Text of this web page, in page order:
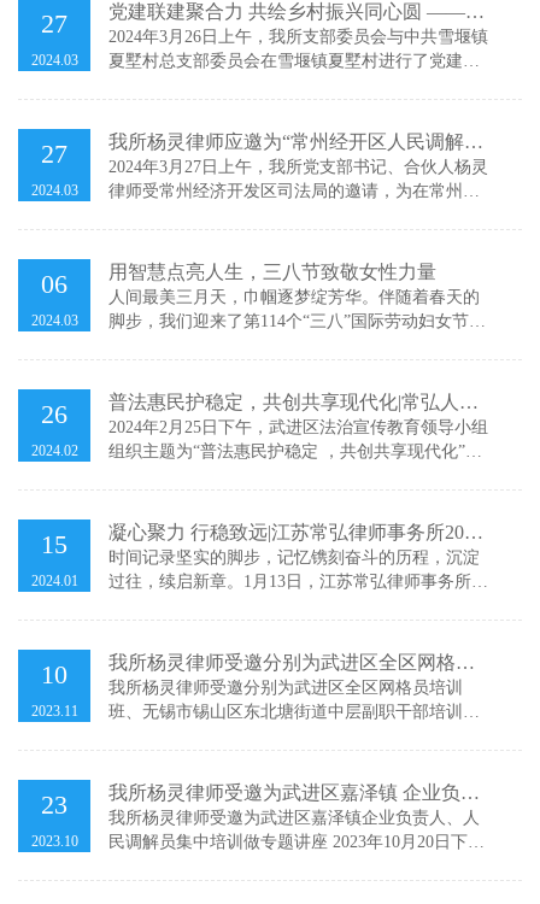
27
2024.03
党建联建聚合力 共绘乡村振兴同心圆 ——记
常弘党支部与中共雪堰镇夏墅村总支部联建
签约活动
2024年3月26日上午，我所支部委员会与中共雪堰镇
夏墅村总支部委员会在雪堰镇夏墅村进行了党建联
振兴，助推夏墅村经济社会高质量发展工作提供“常
弘律动”党建品牌力量。在签约和授牌仪式上，各方
达成了党建联建共识：未来将以“
27
2024.03
我所杨灵律师应邀为“常州经开区人民调解
员、‘法律明白人’、网格员业务培训班”做法
律专题讲座
2024年3月27日上午，我所党支部书记、合伙人杨灵
律师受常州经济开发区司法局的邀请，为在常州乡
馨小家》的专题讲座。杨灵律师用一个个具有代表
性的经典家事纠纷案例，生动地向在座的各位培训
人员阐述了《民法典》中关于婚
06
2024.03
用智慧点亮人生，三八节致敬女性力量
人间最美三月天，巾帼逐梦绽芳华。伴随着春天的
脚步，我们迎来了第114个“三八”国际劳动妇女节。
艳律师受邀为与会群众普及了民法典婚姻家庭编相
关的法律知识。 本次活动主要分为三个流程，嘉泽
村主任首
26
2024.02
普法惠民护稳定，共创共享现代化|常弘人普
法宣传进行时
2024年2月25日下午，武进区法治宣传教育领导小组
组织主题为“普法惠民护稳定 ，共创共享现代化”活
法律咨询服务和法治文化作品展览三部分。律师现
场通过有奖问答的形
15
2024.01
凝心聚力 行稳致远|江苏常弘律师事务所2023
年终总结暨表彰大会圆满举行
时间记录坚实的脚步，记忆镌刻奋斗的历程，沉淀
过往，续启新章。1月13日，江苏常弘律师事务所
优秀律师表彰会议伊始， 曹斌和欧俊杰两位律师在
全年工作中表现突出，进步明显，分别获得本所
2023年度"最快进步奖&q
10
2023.11
我所杨灵律师受邀分别为武进区全区网格员
培训班、 无锡市锡山区东北塘街道中层副职
干部培训班学员做专题法治讲座
我所杨灵律师受邀分别为武进区全区网格员培训
班、无锡市锡山区东北塘街道中层副职干部培训班
区网格员培训班和无锡市锡山区东北塘街道中层副
职干部培训班在嬉戏谷品悦度假酒店、无锡市红豆
杉山庄进行了主题为《如何做
23
2023.10
我所杨灵律师受邀为武进区嘉泽镇 企业负责
人、人民调解员集中培训做专题讲座
我所杨灵律师受邀为武进区嘉泽镇企业负责人、人
民调解员集中培训做专题讲座 2023年10月20日下